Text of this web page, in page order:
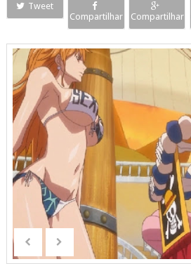
Tweet
Compartilhar
Compartilhar